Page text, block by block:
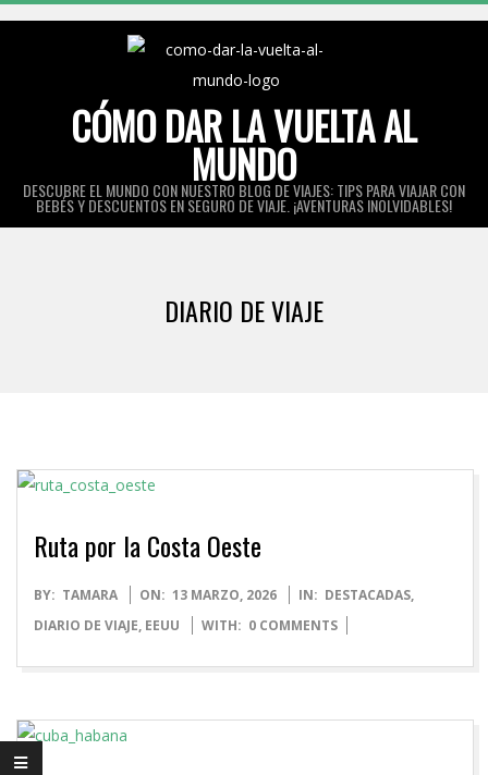
CÓMO DAR LA VUELTA AL
MUNDO
DESCUBRE EL MUNDO CON NUESTRO BLOG DE VIAJES: TIPS PARA VIAJAR CON
BEBÉS Y DESCUENTOS EN SEGURO DE VIAJE. ¡AVENTURAS INOLVIDABLES!
DIARIO DE VIAJE
Ruta por la Costa Oeste
2026-
03-
BY: TAMARA ON: 13 MARZO, 2026 IN: DESTACADAS,
DIARIO DE VIAJE, EEUU WITH: 0 COMMENTS